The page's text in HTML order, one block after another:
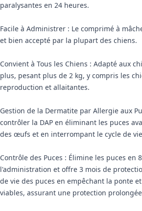
paralysantes en 24 heures.
Facile à Administrer : Le comprimé à
et bien accepté par la plupart des chiens.
Convient à Tous les Chiens : Adapté aux
plus, pesant plus de 2 kg, y compris les
reproduction et allaitantes.
Gestion de la Dermatite par Allergie aux
contrôler la DAP en éliminant les puces
des œufs et en interrompant le cycle de
Contrôle des Puces : Élimine les puces en
l'administration et offre 3 mois de
de vie des puces en empêchant la ponte
viables, assurant une protection